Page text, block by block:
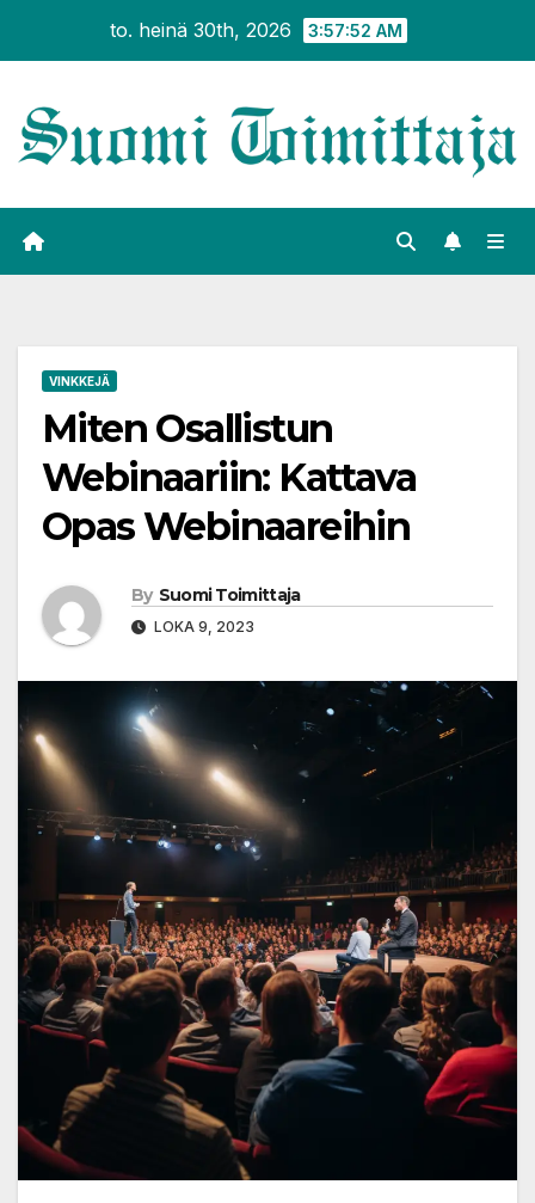
to. heinä 30th, 2026 3:57:53 AM
VINKKEJÄ
Miten Osallistun
Webinaariin: Kattava
Opas Webinaareihin
By Suomi Toimittaja
LOKA 9, 2023